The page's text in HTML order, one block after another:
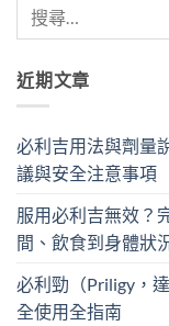
近期文章
必利吉用法與劑量
議與安全注意事項
服用必利吉無效？
間、飲食到身體狀
必利勁（Priligy，
全使用全指南